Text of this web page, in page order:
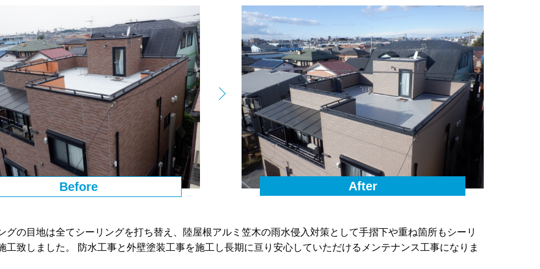
Before After
グの目地は全てシーリングを打ち替え、陸屋根アルミ笠木の雨水侵入対策として手摺下や重ね箇所もシーリ
工致しました。 防水工事と外壁塗装工事を施工し長期に亘り安心していただけるメンテナンス工事になりま